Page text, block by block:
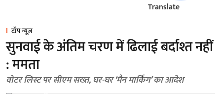
Translate
टॉप न्यूज़
सुनवाई के अंतिम चरण में ढिलाई बर्दाश्त नहीं
: ममता
वोटर लिस्ट पर सीएम सख्त, घर-घर ‘मैन मार्किंग’ का आदेश